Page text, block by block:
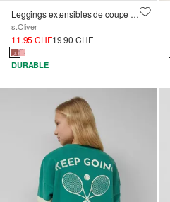
Leggings extensibles de coupe Flared Leg, en maille côtelée
s.Oliver
11.95 CHF19.90 CHF
DURABLE